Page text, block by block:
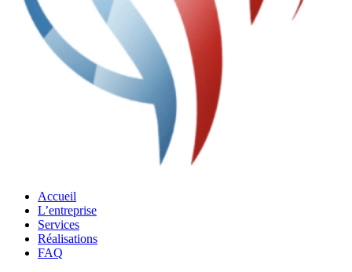
Accueil
L’entreprise
Services
Réalisations
FAQ